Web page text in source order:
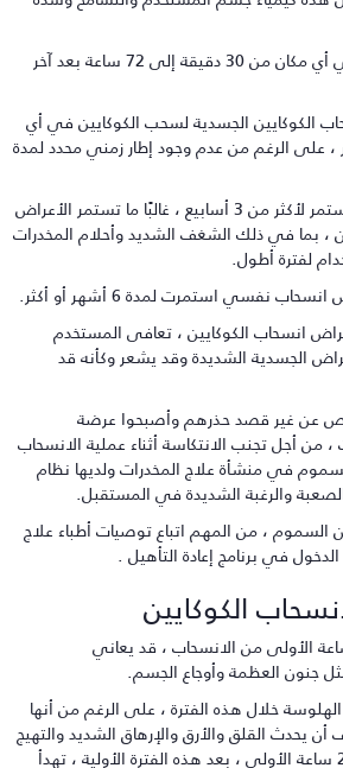
يمكن أن يبدأ الانسحاب في أي مكان من 30 دقيقة إلى 72 ساعة بعد آخر
الجسدية لسحب الكوكايين في أي
إلى 3 أشهر ، على الرغم من عدم وجود إطار زمني محدد لمدة
تعتبر أي اعراض انسحاب تستمر لأكثر من 3 أسابيع ، غالبًا ما تستمر الأعراض
بما في ذلك الشغف الشديد وأحلام المخدرات
لفترة أطول.
استمرت لمدة 6 أشهر أو أكثر.
انسحاب الكوكايين ، تعافى المستخدم
الشديدة وقد يشعر وكأنه قد
عن غير قصد حذرهم وأصبحوا عرضة
أجل تجنب الانتكاسة أثناء عملية الانسحاب
في منشأة علاج المخدرات ولديها نظام
والرغبة الشديدة في المستقبل.
، من المهم اتباع توصيات أطباء علاج
في برنامج إعادة التأهيل .
الكوكايين
خلال الـ 72 ساعة الأولى من الانسحاب ، قد يعاني
العظمة وأوجاع الجسم.
خلال هذه الفترة ، على الرغم من أنها
يحدث القلق والأرق والإرهاق الشديد والتهيج
الشديدة خلال الـ 24 ساعة الأولى ، بعد هذه الفترة الأولية ، تهدأ